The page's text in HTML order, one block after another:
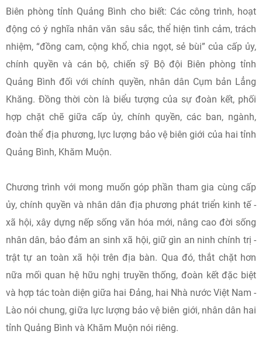
Biên phòng tỉnh Quảng Bình cho biết: Các công trình, hoạt
động có ý nghĩa nhân văn sâu sắc, thể hiện tình cảm, trách
nhiệm, “đồng cam, cộng khổ, chia ngọt, sẻ bùi” của cấp ủy,
chính quyền và cán bộ, chiến sỹ Bộ đội Biên phòng tỉnh
Quảng Bình đối với chính quyền, nhân dân Cụm bản Lẳng
Khăng. Đồng thời còn là biểu tượng của sự đoàn kết, phối
hợp chặt chẽ giữa cấp ủy, chính quyền, các ban, ngành,
đoàn thể địa phương, lực lượng bảo vệ biên giới của hai tỉnh
Quảng Bình, Khăm Muộn.
Chương trình với mong muốn góp phần tham gia cùng cấp
ủy, chính quyền và nhân dân địa phương phát triển kinh tế -
xã hội, xây dựng nếp sống văn hóa mới, nâng cao đời sống
nhân dân, bảo đảm an sinh xã hội, giữ gìn an ninh chính trị -
trật tự an toàn xã hội trên địa bàn. Qua đó, thắt chặt hơn
nữa mối quan hệ hữu nghị truyền thống, đoàn kết đặc biệt
và hợp tác toàn diện giữa hai Đảng, hai Nhà nước Việt Nam -
Lào nói chung, giữa lực lượng bảo vệ biên giới, nhân dân hai
tỉnh Quảng Bình và Khăm Muộn nói riêng.